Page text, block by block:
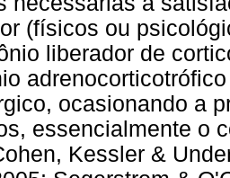
(físicos ou
liberador de
ocasionando a
essencialmente o
Kessler &